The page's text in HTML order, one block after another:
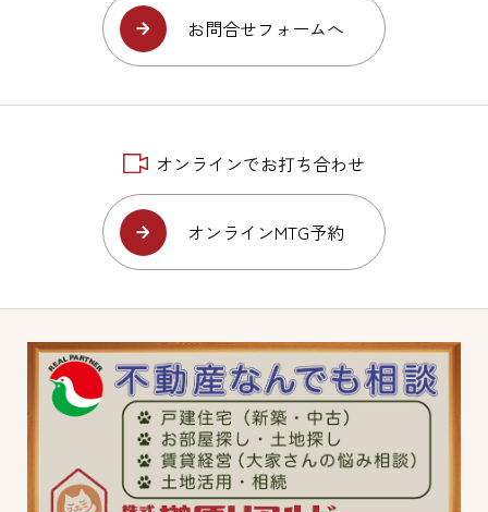
お問合せフォームへ
オンラインでお打ち合わせ
オンラインMTG予約